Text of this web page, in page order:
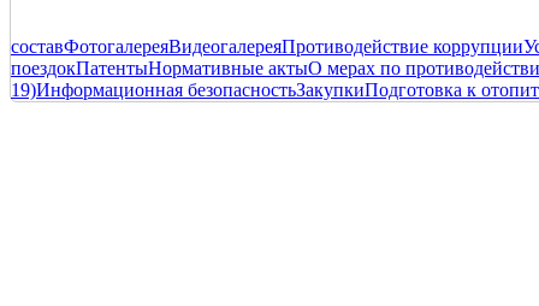
составФотогалереяВидеогалереяПротиводействие коррупции
поездокПатентыНормативные актыО мерах по
19)Информационная безопасностьЗакупкиПодготовка к